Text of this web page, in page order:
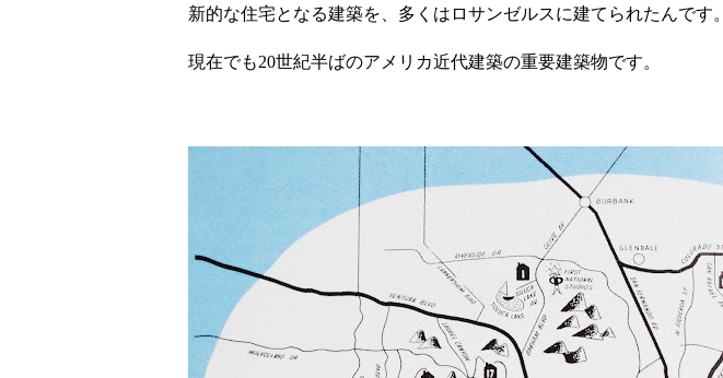
新的な住宅となる建築を、多くはロサンゼルスに建てられたんです。
現在でも20世紀半ばのアメリカ近代建築の重要建築物です。